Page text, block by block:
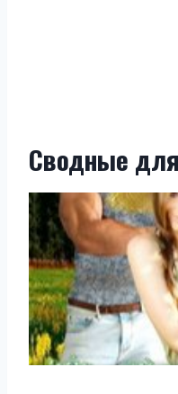
Сводные